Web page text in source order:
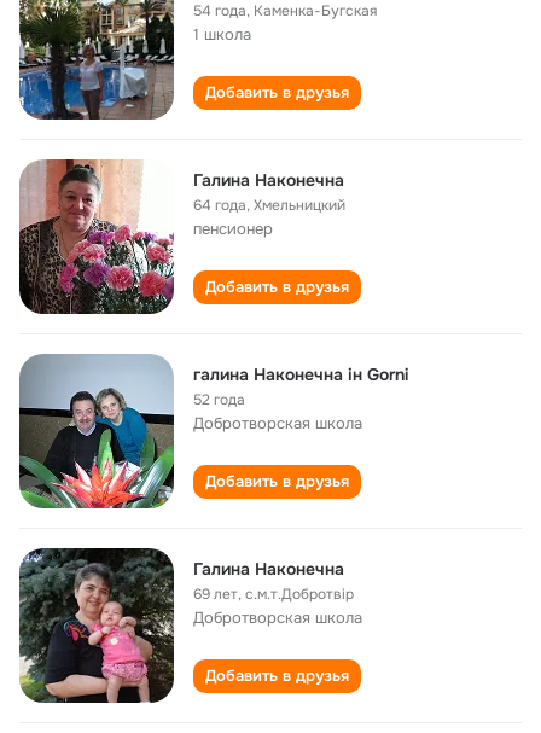
54 года, Каменка-Бугская
1 школа
Добавить в друзья
Галина Наконечна
64 года,Хмельницкий
пенсионер
Добавить в друзья
галина Наконечна ін Gorni
52 года
Добротворская школа
Добавить в друзья
Галина Наконечна
69 лет,с.м.т.Добротвір
Добротворская школа
Добавить в друзья